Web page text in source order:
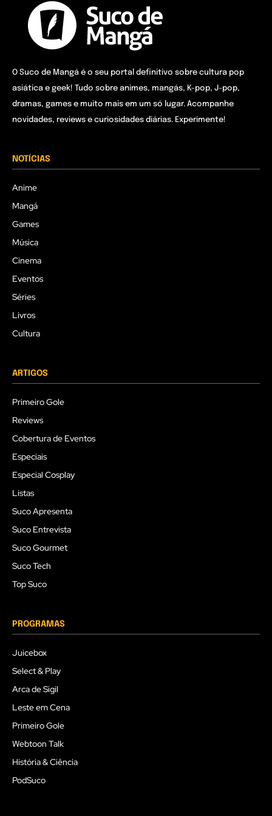
O Suco de Mangá é o seu portal definitivo sobre cultura pop
asiática e geek! Tudo sobre animes, mangás, K-pop, J-pop,
dramas, games e muito mais em um só lugar. Acompanhe
novidades, reviews e curiosidades diárias. Experimente!
NOTÍCIAS
Anime
Mangá
Games
Música
Cinema
Eventos
Séries
Livros
Cultura
ARTIGOS
Primeiro Gole
Reviews
Cobertura de Eventos
Especiais
Especial Cosplay
Listas
Suco Apresenta
Suco Entrevista
Suco Gourmet
Suco Tech
Top Suco
PROGRAMAS
Juicebox
Select & Play
Arca de Sigil
Leste em Cena
Primeiro Gole
Webtoon Talk
História & Ciência
PodSuco